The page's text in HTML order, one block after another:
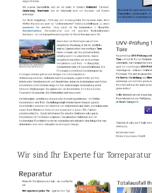
Wir sind Ihr Experte für Torreparatur